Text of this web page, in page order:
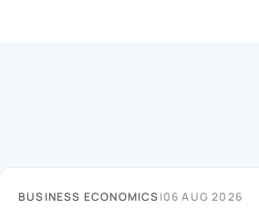
BUSINESS ECONOMICS|06 AUG 2026